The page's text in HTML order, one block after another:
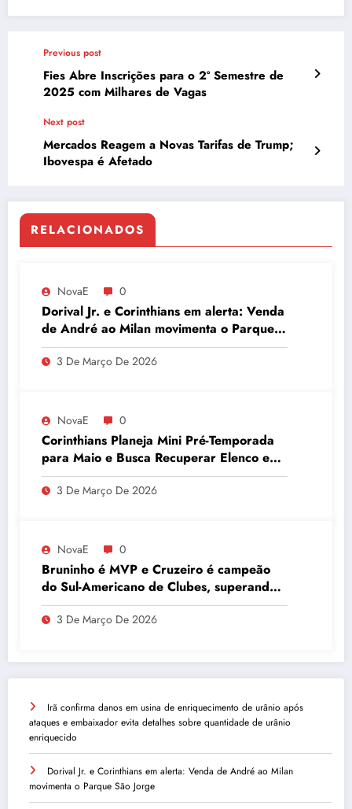
Previous post
Fies Abre Inscrições para o 2º Semestre de
2025 com Milhares de Vagas
Next post
Mercados Reagem a Novas Tarifas de Trump;
Ibovespa é Afetado
RELACIONADOS
NovaE 0
Dorival Jr. e Corinthians em alerta: Venda
de André ao Milan movimenta o Parque
São Jorge
3 De Março De 2026
NovaE 0
Corinthians Planeja Mini Pré-Temporada
para Maio e Busca Recuperar Elenco e
Desempenho
3 De Março De 2026
NovaE 0
Bruninho é MVP e Cruzeiro é campeão
do Sul-Americano de Clubes, superando
Campinas
3 De Março De 2026
Irã confirma danos em usina de enriquecimento de urânio após
ataques e embaixador evita detalhes sobre quantidade de urânio
enriquecido
Dorival Jr. e Corinthians em alerta: Venda de André ao Milan
movimenta o Parque São Jorge